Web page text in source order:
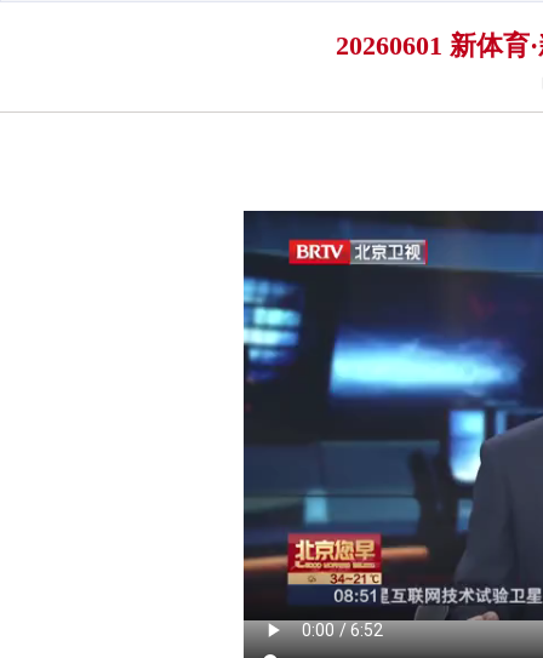
20260601 新体